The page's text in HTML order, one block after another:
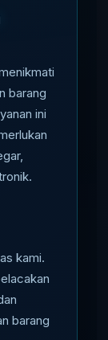
barang
ini
kami.
barang